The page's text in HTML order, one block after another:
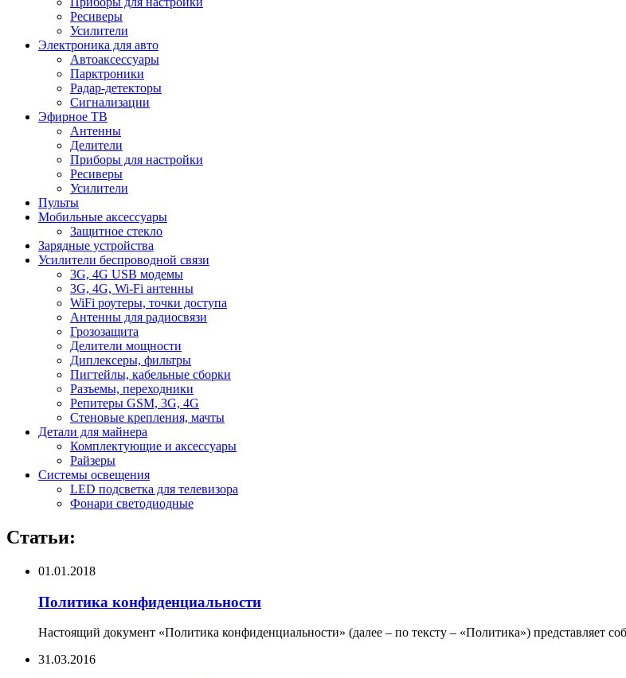
Ресиверы
Усилители
Электроника для авто
Автоаксессуары
Парктроники
Радар-детекторы
Сигнализации
Эфирное ТВ
Антенны
Делители
Приборы для настройки
Ресиверы
Усилители
Пульты
Мобильные аксессуары
Защитное стекло
Зарядные устройства
Усилители беспроводной связи
3G, 4G USB модемы
3G, 4G, Wi-Fi антенны
WiFi роутеры, точки доступа
Антенны для радиосвязи
Грозозащита
Делители мощности
Диплексеры, фильтры
Пигтейлы, кабельные сборки
Разъемы, переходники
Репитеры GSM, 3G, 4G
Стеновые крепления, мачты
Детали для майнера
Комплектующие и аксессуары
Райзеры
Системы освещения
LED подсветка для телевизора
Фонари светодиодные
Статьи:
01.01.2018
Политика конфиденциальности
Настоящий документ «Политика конфиденциальности» (далее – по тексту – «Политика») представляет
31.03.2016